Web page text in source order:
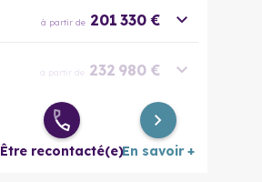
à partir de 201 330 €
à partir de 232 980 €
à partir de 271 663 €
Être recontacté(e)En savoir +